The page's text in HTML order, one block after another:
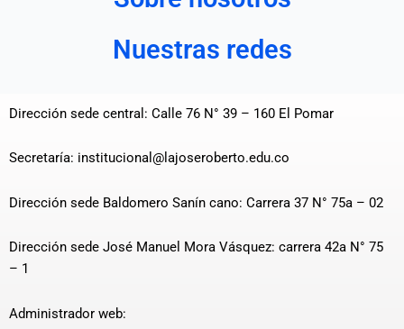
Nuestras redes
Dirección sede central: Calle 76 N° 39 – 160 El Pomar
Secretaría: institucional@lajoseroberto.edu.co
Dirección sede Baldomero Sanín cano: Carrera 37 N° 75a – 02
Dirección sede José Manuel Mora Vásquez: carrera 42a N° 75
– 1
Administrador web: